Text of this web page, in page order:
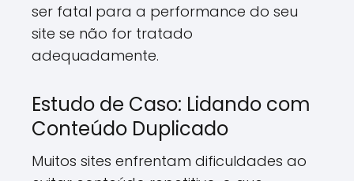
ser fatal para a performance do seu
site se não for tratado
adequadamente.
Estudo de Caso: Lidando com
Conteúdo Duplicado
Muitos sites enfrentam dificuldades ao